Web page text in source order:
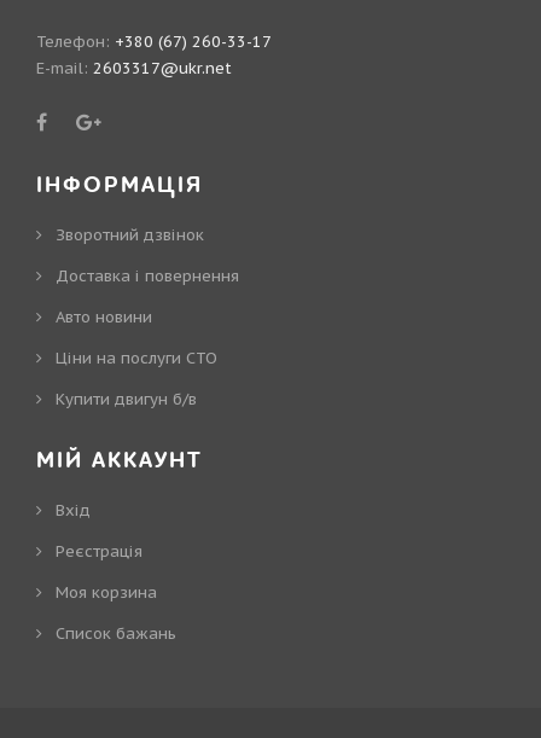
Телефон: +380 (67) 260-33-17
E-mail: 2603317@ukr.net
ІНФОРМАЦІЯ
Зворотний дзвінок
Доставка і повернення
Авто новини
Ціни на послуги СТО
Купити двигун б/в
МІЙ АККАУНТ
Вхід
Реєстрація
Моя корзина
Cписок бажань